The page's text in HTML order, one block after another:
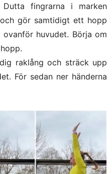
fingrarna i marken
gör samtidigt ett hopp
huvudet. Börja om
raklång och sträck upp
För sedan ner händerna